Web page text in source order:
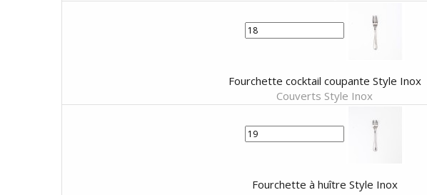
Fourchette cocktail coupante Style Inox
Couverts Style Inox
Fourchette à huître Style Inox